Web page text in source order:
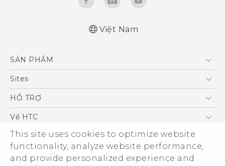
This site uses cookies to optimize website
functionality, analyze website performance,
and provide personalized experience and
Việt Nam
SẢN PHẨM
5G
Điện Thoại Thông Minh
VIVE
Sites
HTC Dev
HỖ TRỢ
Trung tâm hỗ trợ
Hỗ trợ bảo hành HTC
Về HTC
ESG
Nhà đầu tư